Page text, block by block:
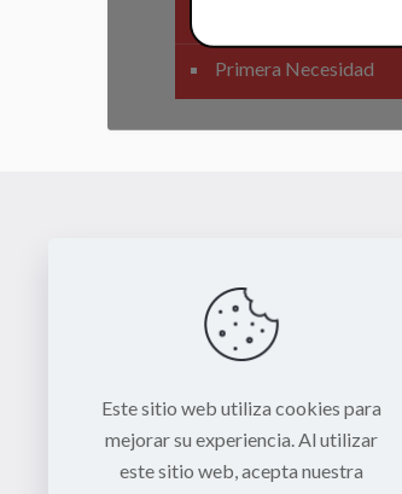
Primera Necesidad
Este sitio web utiliza cookies para
mejorar su experiencia. Al utilizar
este sitio web, acepta nuestra